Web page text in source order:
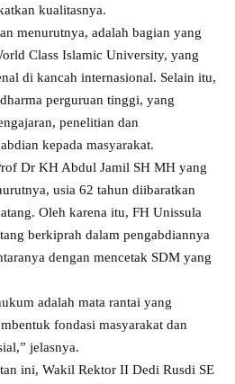
kualitasnya.
menurutnya, adalah bagian yang
Class Islamic University, yang
di kancah internasional. Selain itu,
perguruan tinggi, yang
penelitian dan
kepada masyarakat.
Dr KH Abdul Jamil SH MH yang
usia 62 tahun diibaratkan
Oleh karena itu, FH Unissula
berkiprah dalam pengabdiannya
dengan mencetak SDM yang
adalah mata rantai yang
fondasi masyarakat dan
jelasnya.
ini, Wakil Rektor II Dedi Rusdi SE